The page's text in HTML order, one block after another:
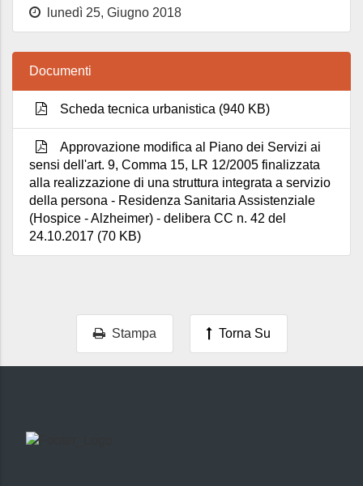
lunedì 25, Giugno 2018
Documenti
Scheda tecnica urbanistica (940 KB)
Approvazione modifica al Piano dei Servizi ai
sensi dell'art. 9, Comma 15, LR 12/2005 finalizzata
alla realizzazione di una struttura integrata a servizio
della persona - Residenza Sanitaria Assistenziale
(Hospice - Alzheimer) - delibera CC n. 42 del
24.10.2017 (70 KB)
Stampa Torna Su